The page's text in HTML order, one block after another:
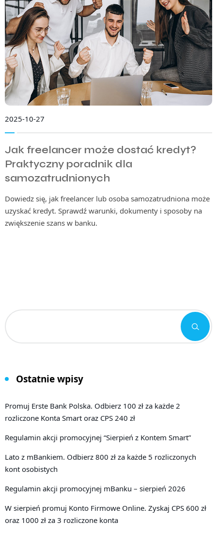
2025-10-27
Jak freelancer może dostać kredyt?
Praktyczny poradnik dla
samozatrudnionych
Dowiedz się, jak freelancer lub osoba samozatrudniona może
uzyskać kredyt. Sprawdź warunki, dokumenty i sposoby na
zwiększenie szans w banku.
Ostatnie wpisy
Promuj Erste Bank Polska. Odbierz 100 zł za każde 2
rozliczone Konta Smart oraz CPS 240 zł
Regulamin akcji promocyjnej “Sierpień z Kontem Smart”
Lato z mBankiem. Odbierz 800 zł za każde 5 rozliczonych
kont osobistych
Regulamin akcji promocyjnej mBanku – sierpień 2026
W sierpień promuj Konto Firmowe Online. Zyskaj CPS 600 zł
oraz 1000 zł za 3 rozliczone konta